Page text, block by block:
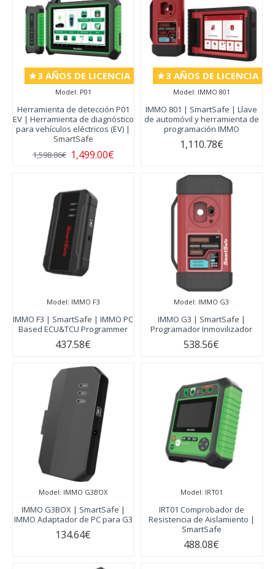
3 AÑOS DE LICENCIA
Model: P01
Herramienta de detección P01
EV | Herramienta de diagnóstico
para vehículos eléctricos (EV) |
SmartSafe
1,499.00€
1,598.86€
3 AÑOS DE LICENCIA
Model: IMMO 801
IMMO 801 | SmartSafe | Llave
de automóvil y herramienta de
programación IMMO
1,110.78€
Model: IMMO F3
IMMO F3 | SmartSafe | IMMO PC
Based ECU&TCU Programmer
437.58€
Model: IMMO G3
IMMO G3 | SmartSafe |
Programador Inmovilizador
538.56€
Model: IMMO G3BOX
IMMO G3BOX | SmartSafe |
IMMO Adaptador de PC para G3
134.64€
Model: IRT01
IRT01 Comprobador de
Resistencia de Aislamiento |
SmartSafe
488.08€